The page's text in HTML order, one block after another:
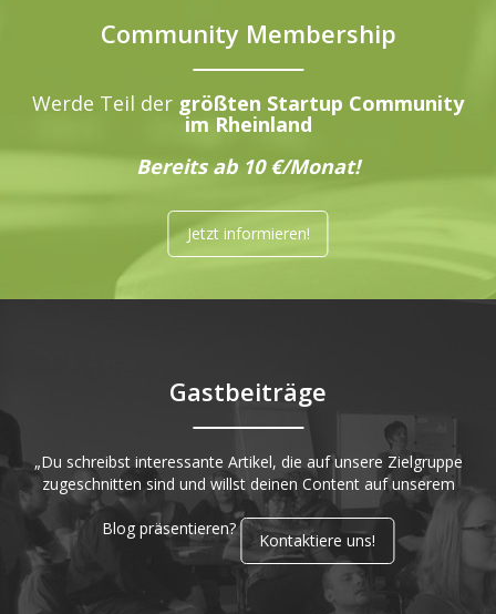
Community Membership
Werde Teil der größten Startup Community
im Rheinland
Bereits ab 10 €/Monat!
Jetzt informieren!
Gastbeiträge
„Du schreibst interessante Artikel, die auf unsere Zielgruppe
zugeschnitten sind und willst deinen Content auf unserem
Blog präsentieren?
Kontaktiere uns!